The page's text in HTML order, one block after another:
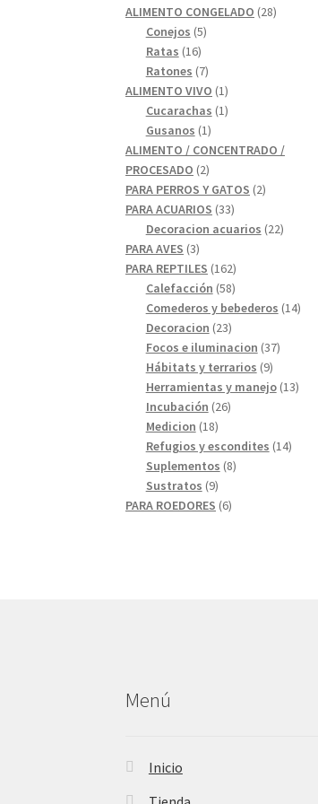
ALIMENTO CONGELADO 2828
Conejos 55
Ratas 1616
productos
Ratones 77
productos
ALIMENTO VIVO 11
producto
Cucarachas 11
Gusanos 11
producto
ALIMENTO / CONCENTRADO /
PROCESADO 22
productos
PARA PERROS Y GATOS 22
PARA ACUARIOS 3333
productos
Decoracion acuarios 2222
PARA AVES 33
productos
PARA REPTILES 162162
productos
Calefacción 5858
productos
Comederos y bebederos 1414
Decoracion 2323
productos
Focos e iluminacion 3737
Hábitats y terrarios 99
productos
Herramientas y manejo 1313
Incubación 2626
Medicion 1818
productos
Refugios y escondites 1414
Suplementos 88
Sustratos 99
productos
PARA ROEDORES 66
Menú
Inicio